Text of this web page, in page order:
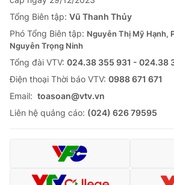
Tổng Biên tập: Vũ Thanh Thủy
Phó Tổng Biên tập: Nguyễn Thị Mỹ Hạnh,
Nguyễn Trọng Ninh
Tổng đài VTV: 024.38 355 931 - 024.38
Ðiện thoại Thời báo VTV: 0988 671 671
Email: toasoan@vtv.vn
Liên hệ quảng cáo: (024) 626 79595